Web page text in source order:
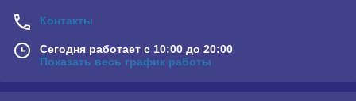
Контакты
Сегодня работает с 10:00 до 20:00
Показать весь график работы